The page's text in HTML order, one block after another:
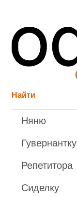
Найти
Няню
Гувернантку
Репетитора
Сиделку